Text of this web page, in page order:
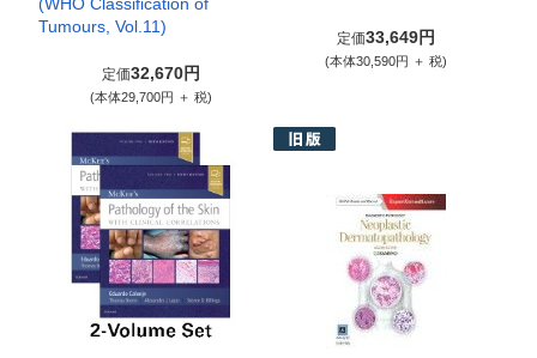
Tumours, Vol.11)
定価32,670円
(本体29,700円 ＋ 税)
定価33,649円
(本体30,590円 ＋ 税)